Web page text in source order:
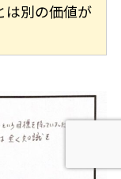
は別の価値が